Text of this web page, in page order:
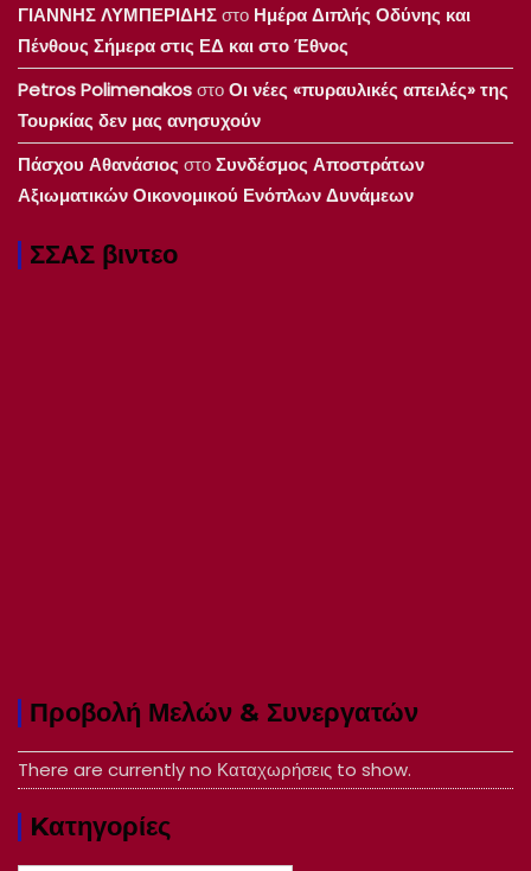
ΓΙΑΝΝΗΣ ΛΥΜΠΕΡΙΔΗΣστο Ημέρα Διπλής Οδύνης και
Πένθους Σήμερα στις ΕΔ και στο Έθνος
Petros PolimenakosστοΟι νέες «πυραυλικές απειλές» της
Τουρκίας δεν μας ανησυχούν
Πάσχου Αθανάσιος στοΣυνδέσμος Αποστράτων
Αξιωματικών Οικονομικού Ενόπλων Δυνάμεων
ΣΣΑΣ βιντεο
Προβολή Μελών & Συνεργατών
There are currently no Καταχωρήσεις to show.
Kατηγορίες